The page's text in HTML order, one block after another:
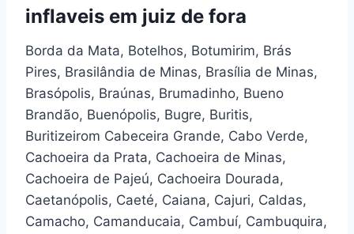
inflaveis em juiz de fora
Borda da Mata, Botelhos, Botumirim, Brás
Pires, Brasilândia de Minas, Brasília de Minas,
Brasópolis, Braúnas, Brumadinho, Bueno
Brandão, Buenópolis, Bugre, Buritis,
Buritizeirom Cabeceira Grande, Cabo Verde,
Cachoeira da Prata, Cachoeira de Minas,
Cachoeira de Pajeú, Cachoeira Dourada,
Caetanópolis, Caeté, Caiana, Cajuri, Caldas,
Camacho, Camanducaia, Cambuí, Cambuquira,